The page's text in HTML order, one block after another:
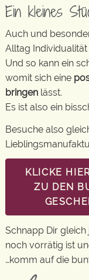
Ein kleines
Auch und
Alltag Individualität
Und so kann ein
womit sich eine
bringen lässt.
Es ist also ein
Besuche also
KLICKE
ZU DEN
Schnapp Dir
noch vorrätig ist
…komm auf die